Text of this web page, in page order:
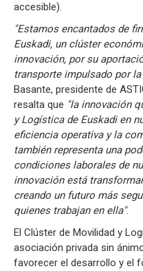
accesible).
"Estamos encantados de
Euskadi, un clúster
innovación, por su
transporte impulsado por
Basante, presidente de
resalta que "la innovación
y Logística de Euskadi en
eficiencia operativa y la
también representa una
condiciones laborales de
innovación está
creando un futuro más
quienes trabajan en ella".
El Clúster de Movilidad y
asociación privada sin
favorecer el desarrollo y el